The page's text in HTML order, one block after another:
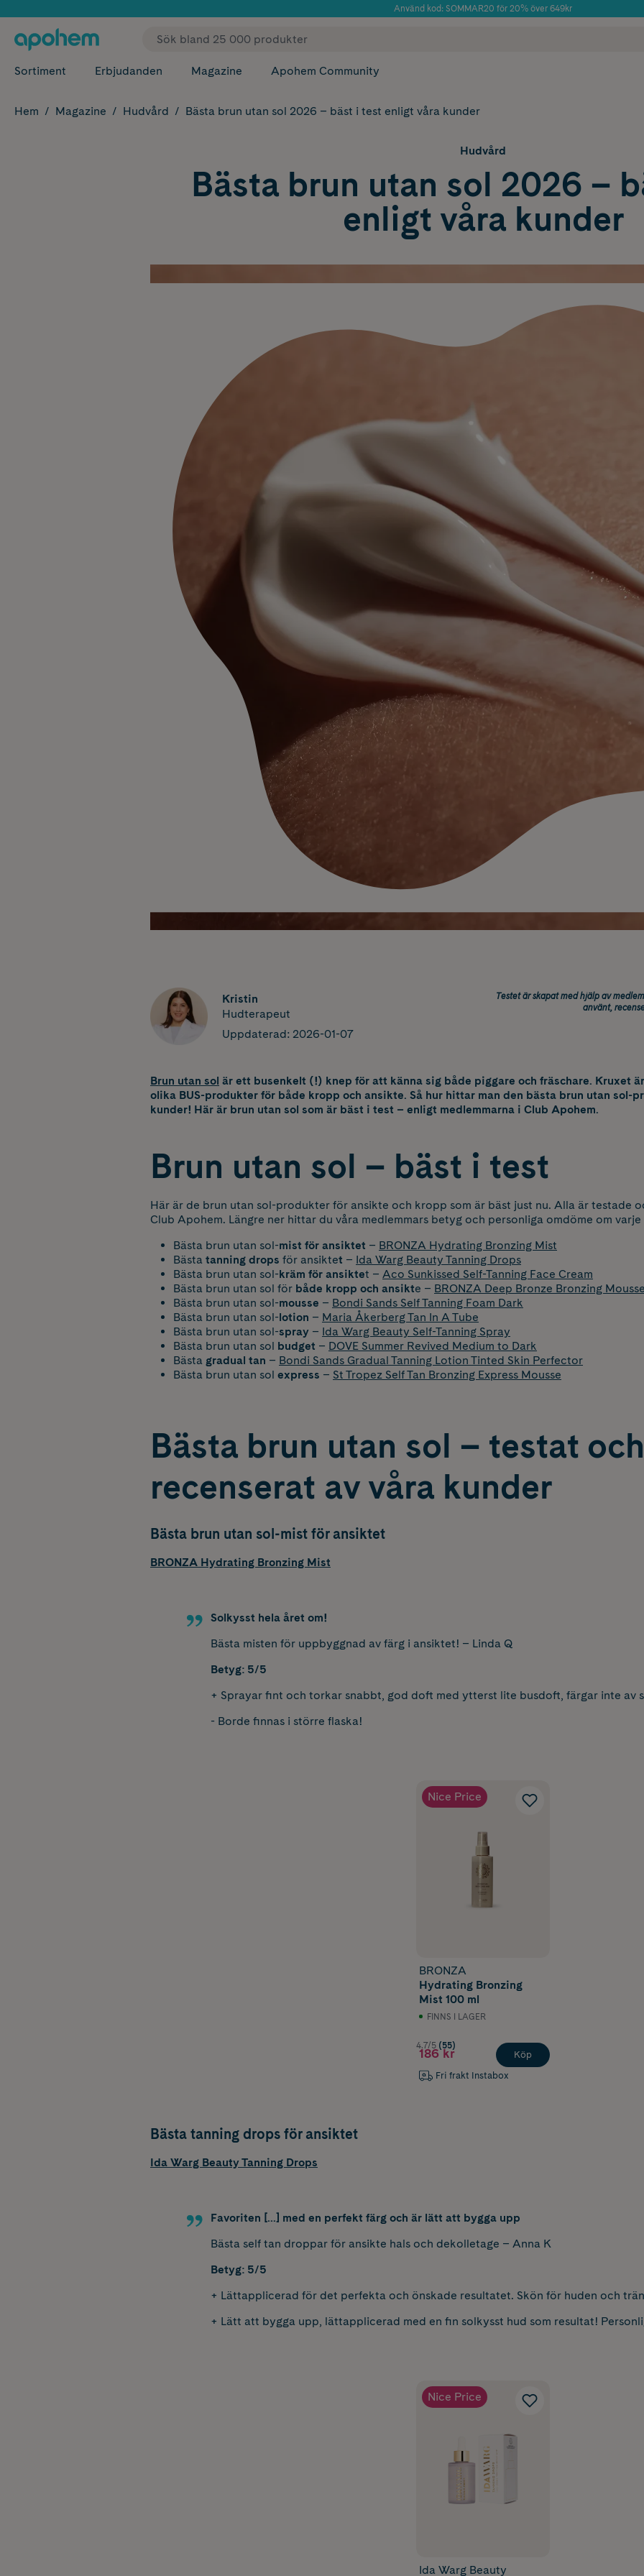
Använd kod: SOMMAR20 för 20% över 649kr
✓ Fri frakt
Sortiment Erbjudanden Magazine Apohem Community
Hem Magazine Hudvård Bästa brun utan sol 2026 – bäst i test enligt våra kunder
Hudvård
Bästa brun utan sol 2026 –
enligt våra kunder
Kristin
Hudterapeut
Uppdaterad: 2026-01-07
Testet är skapat med hjälp av
använt,
Brun utan sol är ett busenkelt (!) knep för att känna sig både piggare och fräschare. Kruxet
olika BUS-produkter för både kropp och ansikte. Så hur hittar man den bästa brun utan sol-
kunder! Här är brun utan sol som är bäst i test – enligt medlemmarna i Club Apohem.
Brun utan sol – bäst i test
Här är de brun utan sol-produkter för ansikte och kropp som är bäst just nu. Alla är testade
Club Apohem. Längre ner hittar du våra medlemmars betyg och personliga omdöme om
Bästa brun utan sol-mist för ansiktet – BRONZA Hydrating Bronzing Mist
Bästa tanning drops för ansiktet – Ida Warg Beauty Tanning Drops
Bästa brun utan sol-kräm för ansiktet – Aco Sunkissed Self-Tanning Face Cream
Bästa brun utan sol för både kropp och ansikte – BRONZA Deep Bronze Bronzing
Bästa brun utan sol-mousse – Bondi Sands Self Tanning Foam Dark
Bästa brun utan sol-lotion – Maria Åkerberg Tan In A Tube
Bästa brun utan sol-spray – Ida Warg Beauty Self-Tanning Spray
Bästa brun utan sol budget – DOVE Summer Revived Medium to Dark
Bästa gradual tan – Bondi Sands Gradual Tanning Lotion Tinted Skin Perfector
Bästa brun utan sol express – St Tropez Self Tan Bronzing Express Mousse
Bästa brun utan sol – testat och
recenserat av våra kunder
Bästa brun utan sol-mist för ansiktet
BRONZA Hydrating Bronzing Mist
Solkysst hela året om!
Bästa misten för uppbyggnad av färg i ansiktet! – Linda Q
Betyg: 5/5
+ Sprayar fint och torkar snabbt, god doft med ytterst lite busdoft, färgar inte av
- Borde finnas i större flaska!
Nice Price
BRONZA
Hydrating Bronzing
Mist 100 ml
FINNS I LAGER
4.7/5 (55)
186 kr
Fri frakt Instabox
Köp
Bästa tanning drops för ansiktet
Ida Warg Beauty Tanning Drops
Favoriten [...] med en perfekt färg och är lätt att bygga upp
Bästa self tan droppar för ansikte hals och dekolletage – Anna K
Betyg: 5/5
+ Lättapplicerad för det perfekta och önskade resultatet. Skön för huden och
+ Lätt att bygga upp, lättapplicerad med en fin solkysst hud som resultat!
Nice Price
Ida Warg Beauty